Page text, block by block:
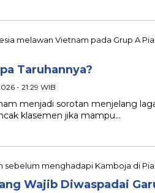
Taruhannya?
- 21:29 WIB
menjadi sorotan menjelang
klasemen jika mampu…
Wajib Diwaspadai